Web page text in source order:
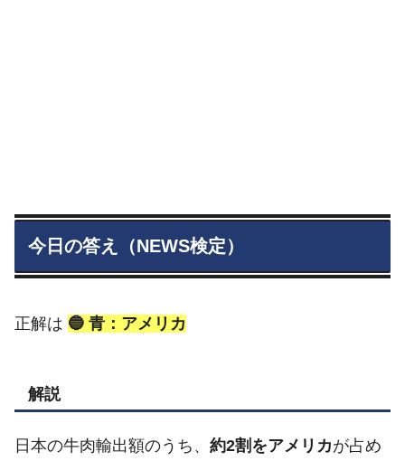
今日の答え（NEWS検定）
正解は 🔵 青：アメリカ
解説
日本の牛肉輸出額のうち、 約2割をアメリカが占め